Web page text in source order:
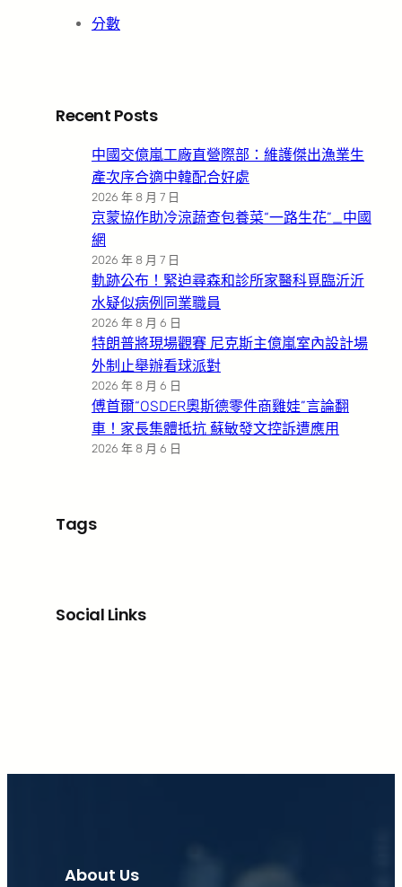
分數
Recent Posts
中國交億嵐工廠直營際部：維護傑出漁業生
產次序合適中韓配合好處
2026 年 8 月 7 日
京蒙協作助冷涼蔬查包養菜“一路生花”_中國
網
2026 年 8 月 7 日
軌跡公布！緊迫尋森和診所家醫科覓臨沂沂
水疑似病例同業職員
2026 年 8 月 6 日
特朗普將現場觀賽 尼克斯主億嵐室內設計場
外制止舉辦看球派對
2026 年 8 月 6 日
傅首爾“OSDER奧斯德零件商雞娃”言論翻
車！家長集體抵抗 蘇敏發文控訴遭應用
2026 年 8 月 6 日
Tags
Social Links
About Us